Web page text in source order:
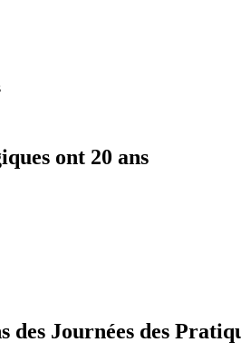
ont 20 ans
Journées des